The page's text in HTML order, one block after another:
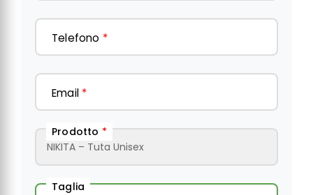
Telefono *
Email *
Prodotto *
Taglia